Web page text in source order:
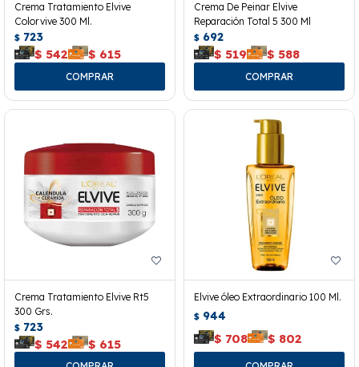
Crema Tratamiento Elvive
Colorvive 300 Ml.
$ 723
$ 542 $ 615
Crema De Peinar Elvive
Reparación Total 5 300 Ml
$ 692
$ 519 $ 588
Crema Tratamiento Elvive Rt5
300 Grs.
$ 723
$ 542 $ 615
Elvive óleo Extraordinario 100 Ml.
$ 944
$ 708 $ 802